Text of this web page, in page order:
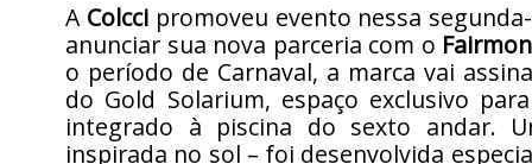
A Colccipromoveu evento nessa
anunciar sua nova parceria com o
o período de Carnaval, a marca vai
do Gold Solarium, espaço exclusivo
integrado à piscina do sexto andar.
inspirada no sol – foi desenvolvida